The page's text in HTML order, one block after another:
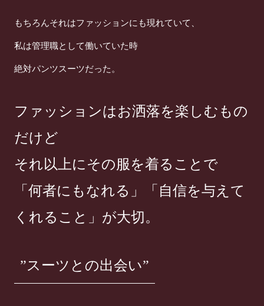
もちろんそれはファッションにも現れていて、
私は管理職として働いていた時
絶対パンツスーツだった。
ファッションはお洒落を楽しむもの
だけど
それ以上にその服を着ることで
「何者にもなれる」「自信を与えて
くれること」が大切。
”スーツとの出会い”